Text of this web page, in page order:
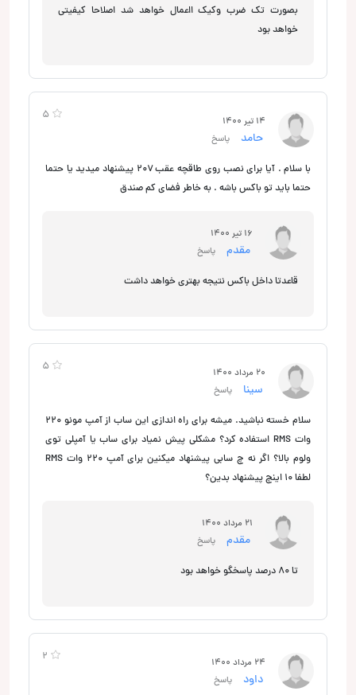
بصورت تک ضرب وکیک ااعمال خواهد شد اصلاحا کیفیتی
خواهد بود
5 14 تیر 1400
حامد پاسخ
با سلام . آیا برای نصب روی طاقچه عقب ۲۰۷ پیشنهاد میدید یا حتما
حتما باید تو باکس باشه . به خاطر فضای کم صندق
16 تیر 1400
مقدم پاسخ
قاعدتا داخل باکس نتیجه بهتری خواهد داشت
5 20 مرداد 1400
سینا پاسخ
سلام خسته نباشید. میشه برای راه اندازی این ساب از آمپ مونو 220
وات RMS استفاده کرد؟ مشکلی پیش نمیاد برای ساب یا آمپلی توی
ولوم بالا؟ اگر نه چ سابی پیشنهاد میکنین برای آمپ 220 وات RMS
لطفا 10 اینچ پیشنهاد بدین؟
21 مرداد 1400
مقدم پاسخ
تا 80 درصد پاسخگو خواهد بود
2 24 مرداد 1400
داود پاسخ